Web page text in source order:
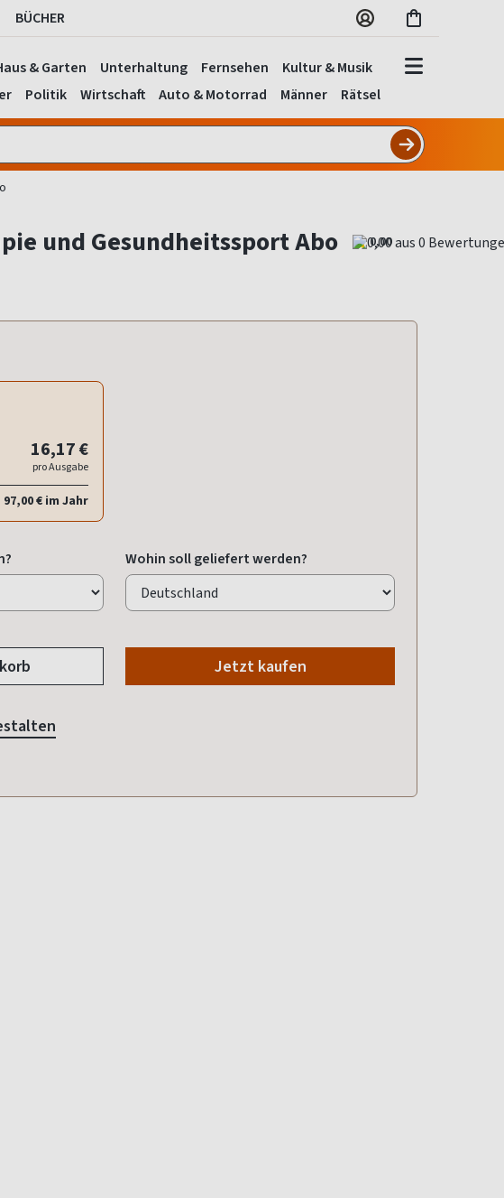
BÜCHER
& Garten Unterhaltung Fernsehen
Kultur & Musik
Politik Wirtschaft Auto & Motorrad Männer Rätsel
und Gesundheitssport Abo 0,00
16,17 €
pro Ausgabe
97,00 € im Jahr
Wohin soll geliefert werden?
Jetzt kaufen